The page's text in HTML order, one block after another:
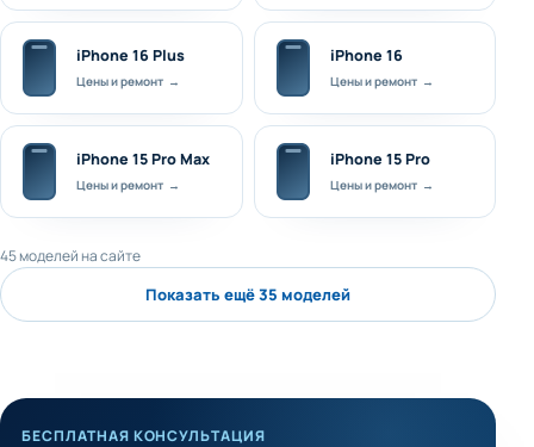
iPhone 16 Plus
Цены и ремонт →
iPhone 16
Цены и ремонт →
iPhone 15 Pro Max
Цены и ремонт →
iPhone 15 Pro
Цены и ремонт →
45 моделей на сайте
Показать ещё 35 моделей
БЕСПЛАТНАЯ КОНСУЛЬТАЦИЯ